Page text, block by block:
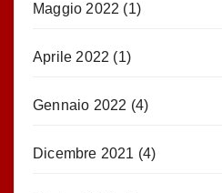
Maggio 2022 (1)
Aprile 2022 (1)
Gennaio 2022 (4)
Dicembre 2021 (4)